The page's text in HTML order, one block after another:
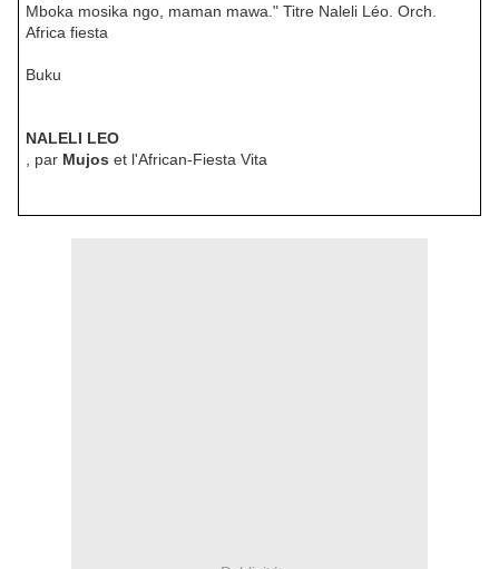
Mboka mosika ngo, maman mawa." Titre Naleli Léo. Orch.
Africa fiesta
Buku
NALELI LEO
, par Mujos et l'African-Fiesta Vita